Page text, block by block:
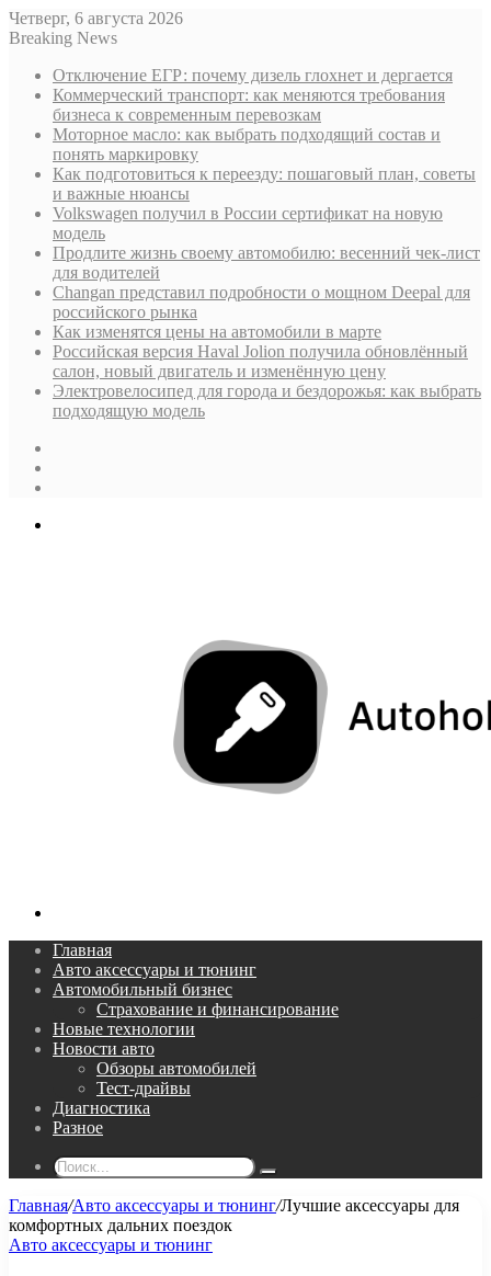
Четверг, 6 августа 2026
Breaking News
Отключение ЕГР: почему дизель глохнет и дергается
Коммерческий транспорт: как меняются требования
бизнеса к современным перевозкам
Моторное масло: как выбрать подходящий состав и
понять маркировку
Как подготовиться к переезду: пошаговый план, советы
и важные нюансы
Volkswagen получил в России сертификат на новую
модель
Продлите жизнь своему автомобилю: весенний чек-лист
для водителей
Changan представил подробности о мощном Deepal для
российского рынка
Как изменятся цены на автомобили в марте
Российская версия Haval Jolion получила обновлённый
салон, новый двигатель и изменённую цену
Электровелосипед для города и бездорожья: как выбрать
подходящую модель
Главная
Авто аксессуары и тюнинг
Автомобильный бизнес
Страхование и финансирование
Новые технологии
Новости авто
Обзоры автомобилей
Тест-драйвы
Диагностика
Разное
Поиск...
Главная/Авто аксессуары и тюнинг/Лучшие аксессуары для
комфортных дальних поездок
Авто аксессуары и тюнинг